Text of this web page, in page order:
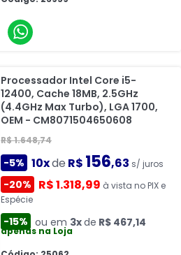
Processador Intel Core i5-
12400, Cache 18MB, 2.5GHz
(4.4GHz Max Turbo), LGA 1700,
OEM - CM8071504650608
R$ 1.648,74
-5% 10xde R$ 156,63 s/ juros
-20% R$ 1.318,99 à vista no PIX e
Espécie
-15% ou em 3xde R$ 467,14
apenas na Loja